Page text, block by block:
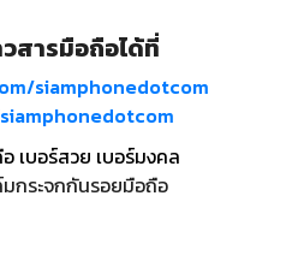
สารมือถือได้ที่
siamphonedotcom
เบอร์สวย เบอร์มงคล
กระจกกันรอยมือถือ